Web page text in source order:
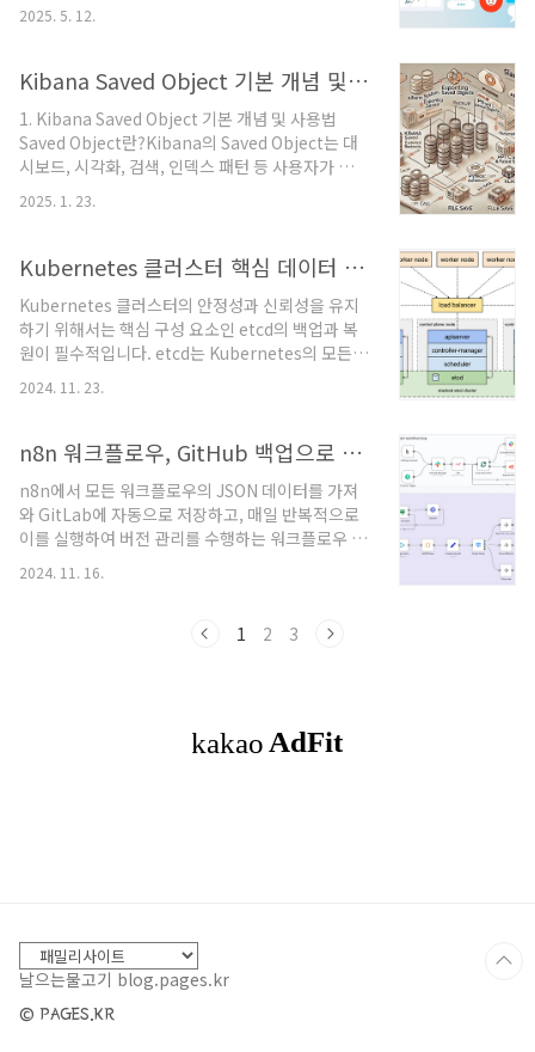
트가 다수인 환경에서 SQLite와 같은 서버리스 데
로 차단합니다.예: "J..
백만 활성 설치를 돌파하며, 실사용자 편의성과 품
질 향상에 중점을 둔 QoL(Quality of Life) 중심의
성 기능, Z-Wave, 자동화 UI, 디바이스 탐지 등 핵
심 기능 전반이 업그레이드되었으며, 업데이트 전후
유의사항도 반드시 확인해야 합니다.주요 업데이트
하이라이트📦 백업 시스템 대폭 개선위치별 보관 정
책 설정 가능→ 로컬/NAS/클라우드 별로 보관 개수
설정 가능예: Google Drive는 3개, NAS는 7개 유
2025. 5. 12.
Kibana Saved Object 기본 개념 및 자동화(n8n) 백업 가이드
1. Kibana Saved Object 기본 개념 및 사용법
Saved Object란?Kibana의 Saved Object는 대
시보드, 시각화, 검색, 인덱스 패턴 등 사용자가 생성
한 설정 정보를 저장하는 데이터입니다. Saved
Object는 Kibana UI를 통해 관리하거나, API를 통
있습니다. 이를 통해 중요한 설정 정보를 효율적으
로 관리할 수 있습니다.Saved Object 주요 유형
Dashboard: 대시보드 레이아웃 정보를 저
장.Visualization: 데이터 시각화 설정.Search: 특
정 필터와 정렬 조건을 저장한 검색.Index
Pattern: Elasticsearch의 인덱스를 참조하는 패
2025. 1. 23.
Kubernetes 클러스터 핵심 데이터 저장소 etcd 백업 및 복원
Kubernetes 클러스터의 안정성과 신뢰성을 유지
하기 위해서는 핵심 구성 요소인 etcd의 백업과 복
원이 필수적입니다. etcd는 Kubernetes의 모든
장소로, 장애 발생 시 클러스터의 빠른 복원을 위해
etcd 백업 및 복원 방법, 로컬 환경에서 백업 데이터
검증, 그리고 다중 마스터 노드 환경에서의 etcd 클
러스터 복구 방법입니다.etcd 백업의 중요성etcd
는 Kubernetes의 핵심 데이터 저장소로, 모든 클
러스터 상태와 구성 정보를 저장합니다. 따라서
etcd의 데이터 손실은 클러스터 전체의 운영에 심
2024. 11. 23.
n8n 워크플로우, GitHub 백업으로 안전하게 관리하기
n8n에서 모든 워크플로우의 JSON 데이터를 가져
와 GitLab에 자동으로 저장하고, 매일 반복적으로
이를 실행하여 버전 관리를 수행하는 워크플로우 구
Token 생성GitLab 로그인GitLab 계정에 로그인
사용자 프로필 메뉴에서 Settings로 이동합니다.
Token)Expires at: 만료 날짜 설정 (필요에 따라
설정)Scopes: api, write_repository,
2024. 11. 16.
1 2 3
날으는물고기 blog.pages.kr
© PAGES.KR